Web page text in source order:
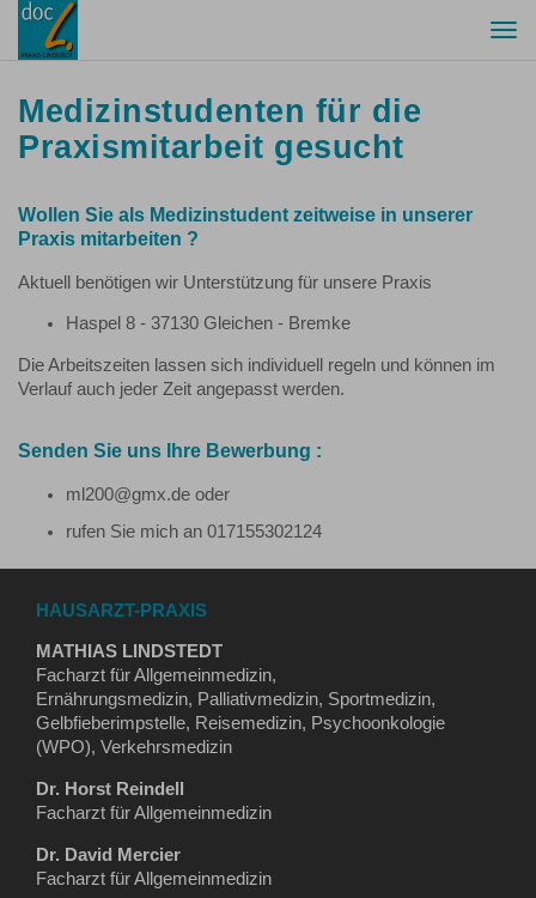
Medizinstudenten für die
Praxismitarbeit gesucht
Wollen Sie als Medizinstudent zeitweise in unserer
Praxis mitarbeiten ?
Aktuell benötigen wir Unterstützung für unsere Praxis
Haspel 8 - 37130 Gleichen - Bremke
Die Arbeitszeiten lassen sich individuell regeln und können im
Verlauf auch jeder Zeit angepasst werden.
Senden Sie uns Ihre Bewerbung :
ml200@gmx.de oder
rufen Sie mich an 017155302124
HAUSARZT-PRAXIS
MATHIAS LINDSTEDT
Facharzt für Allgemeinmedizin,
Ernährungsmedizin, Palliativmedizin, Sportmedizin,
Gelbfieberimpstelle, Reisemedizin, Psychoonkologie
(WPO), Verkehrsmedizin
Dr. Horst Reindell
Facharzt für Allgemeinmedizin
Dr. David Mercier
Facharzt für Allgemeinmedizin